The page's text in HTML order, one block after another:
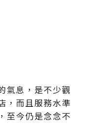
氣息，是不少觀
，而且服務水準
至今仍是念念不